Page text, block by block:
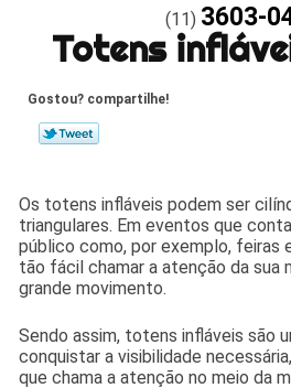
(11) 3603-
Totens
Gostou? compartilhe!
Os totens infláveis podem ser
triangulares. Em eventos que
público como, por exemplo, feiras
tão fácil chamar a atenção da sua
grande movimento.
Sendo assim, totens infláveis são
conquistar a visibilidade
que chama a atenção no meio da